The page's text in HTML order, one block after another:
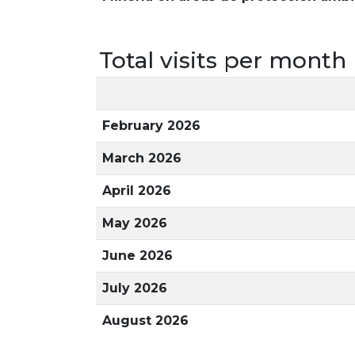
Total visits per month
February 2026
March 2026
April 2026
May 2026
June 2026
July 2026
August 2026